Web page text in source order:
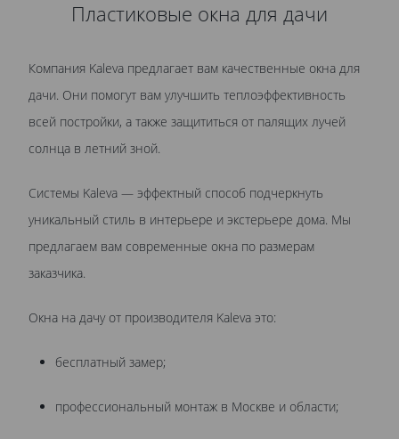
политикой обработки персональных данныхознакомлен.
Пластиковые окна для дачи
Компания Kaleva предлагает вам качественные окна для
дачи. Они помогут вам улучшить теплоэффективность
всей постройки, а также защититься от палящих лучей
солнца в летний зной.
Системы Kaleva — эффектный способ подчеркнуть
уникальный стиль в интерьере и экстерьере дома. Мы
предлагаем вам современные окна по размерам
заказчика.
Окна на дачу от производителя Kaleva это:
бесплатный замер;
профессиональный монтаж в Москве и области;